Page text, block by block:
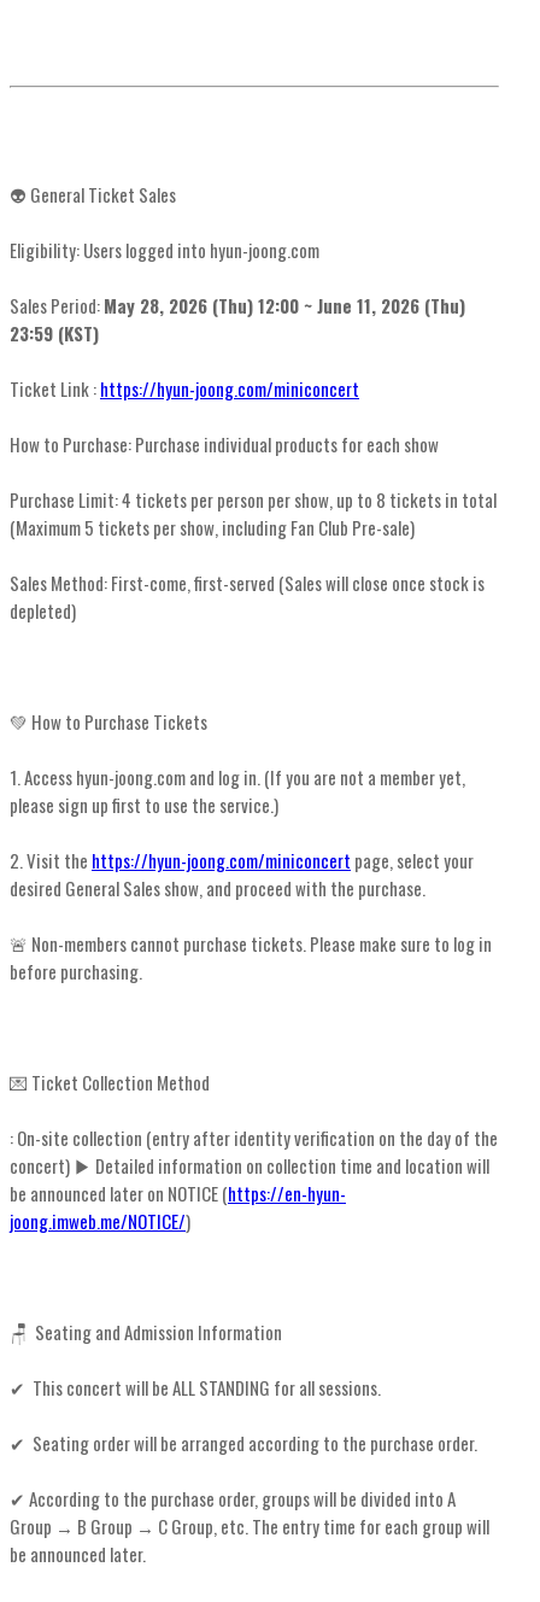
👽 General Ticket Sales
Eligibility: Users logged into hyun-joong.com
Sales Period:May 28, 2026 (Thu) 12:00 ~ June 11, 2026 (Thu)
23:59 (KST)
Ticket Link :https://hyun-joong.com/miniconcert
How to Purchase: Purchase individual products for each show
Purchase Limit: 4 tickets per person per show, up to 8 tickets in total
(Maximum 5 tickets per show, including Fan Club Pre-sale)
Sales Method: First-come, first-served (Sales will close once stock is
depleted)
💚 How to Purchase Tickets
1. Access hyun-joong.com and log in. (If you are not a member yet,
please sign up first to use the service.)
2. Visit the https://hyun-joong.com/miniconcert page, select your
desired General Sales show, and proceed with the purchase.
🚨 Non-members cannot purchase tickets. Please make sure to log in
before purchasing.
💌 Ticket Collection Method
: On-site collection (entry after identity verification on the day of the
concert) ▶ Detailed information on collection time and location will
be announced later on NOTICE (https://en-hyun-
joong.imweb.me/NOTICE/)
🪑 Seating and Admission Information
✔ This concert will be ALL STANDING for all sessions.
✔ Seating order will be arranged according to the purchase order.
✔ According to the purchase order, groups will be divided into A
Group → B Group → C Group, etc. The entry time for each group will
be announced later.